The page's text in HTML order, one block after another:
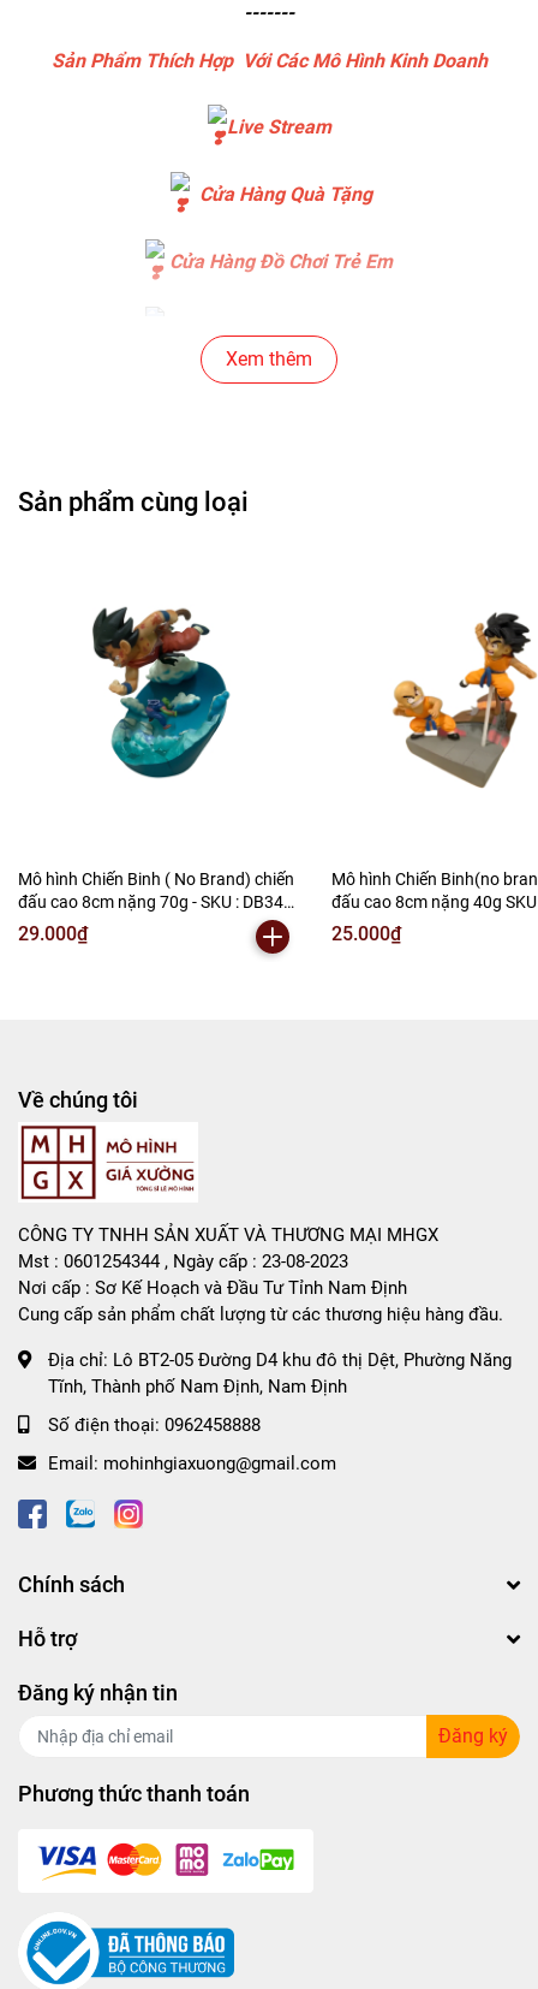
-------
Sản Phẩm Thích Hợp Với Các Mô Hình Kinh Doanh
Live Stream
Cửa Hàng Quà Tặng
Cửa Hàng Đồ Chơi Trẻ Em
Cửa Hàng Phụ Kiện Ô Tô ( Sản Phẩm Mô Hình Lắc Đầu
---------------------------------------------------------------------
Tổng kho mô hình
Liên hệ : 096.245.8888 vs 0947.783.771
Xem thêm
Sản phẩm cùng loại
Mô hình Chiến Binh ( No Brand) chiến
đấu cao 8cm nặng 70g - SKU : DB340
( VAT : MH001-02 ) - N2-B1-S5
29.000₫
Mô hình Chiến Binh(no
đấu cao 8cm nặng 40g
VAT : MH001-02 ) K150-T2-
25.000₫
Về chúng tôi
CÔNG TY TNHH SẢN XUẤT VÀ THƯƠNG MẠI MHGX
Mst : 0601254344 , Ngày cấp : 23-08-2023
Nơi cấp : Sơ Kế Hoạch và Đầu Tư Tỉnh Nam Định
Cung cấp sản phẩm chất lượng từ các thương hiệu hàng đầu.
Địa chỉ: Lô BT2-05 Đường D4 khu đô thị Dệt, Phường Năng
Tĩnh, Thành phố Nam Định, Nam Định
Số điện thoại: 0962458888
Email: mohinhgiaxuong@gmail.com
Chính sách
Hỗ trợ
Đăng ký nhận tin
Đăng ký
Phương thức thanh toán